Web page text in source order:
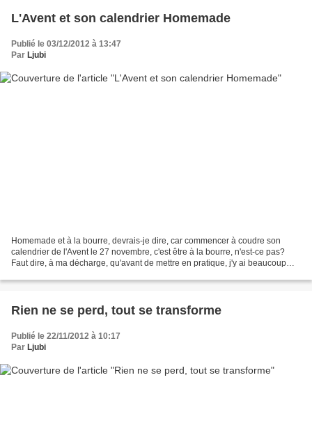
L'Avent et son calendrier Homemade
Publié le 03/12/2012 à 13:47
Par Ljubi
Homemade et à la bourre, devrais-je dire, car commencer à coudre son
calendrier de l'Avent le 27 novembre, c'est être à la bourre, n'est-ce pas?
Faut dire, à ma décharge, qu'avant de mettre en pratique, j'y ai beaucoup
Rien ne se perd, tout se transforme
Publié le 22/11/2012 à 10:17
Par Ljubi